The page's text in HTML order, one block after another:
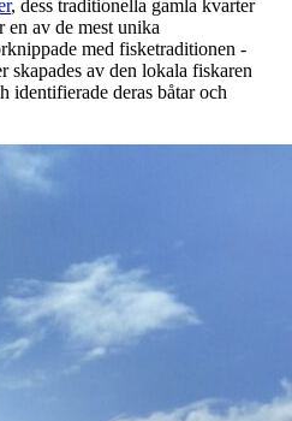
, dess traditionella gamla kvarter
en av de mest unika
med fisketraditionen -
skapades av den lokala fiskaren
identifierade deras båtar och